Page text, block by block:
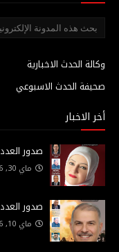
وكالة الحدث الاخبارية
صحيفة الحدث الاسبوعي
أخر الاخبار
صدور العدد 183 لصحيفة الحدث الاسبوعي من لندن
ماي 30, 2026
صدور العدد 182 لصحيفة الحدث الاسبوعي من لندن
ماي 10, 2026